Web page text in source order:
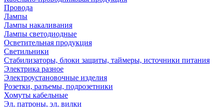
Провода
Лампы
Лампы накаливания
Лампы светодиодные
Осветительная продукция
Светильники
Стабилизаторы, блоки защиты, таймеры, источники питания
Электрика разное
Электроустановочные изделия
Розетки, разъемы, подрозетники
Хомуты кабельные
Эл. патроны, эл. вилки